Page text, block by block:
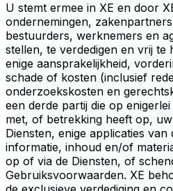
U stemt ermee in XE en door
ondernemingen,
bestuurders, werknemers en
stellen, te verdedigen en vrij te
enige aansprakelijkheid,
schade of kosten (inclusief
onderzoekskosten en
een derde partij die op
met, of betrekking heeft op,
Diensten, enige applicaties
informatie, inhoud en/of
op of via de Diensten, of
Gebruiksvoorwaarden. XE